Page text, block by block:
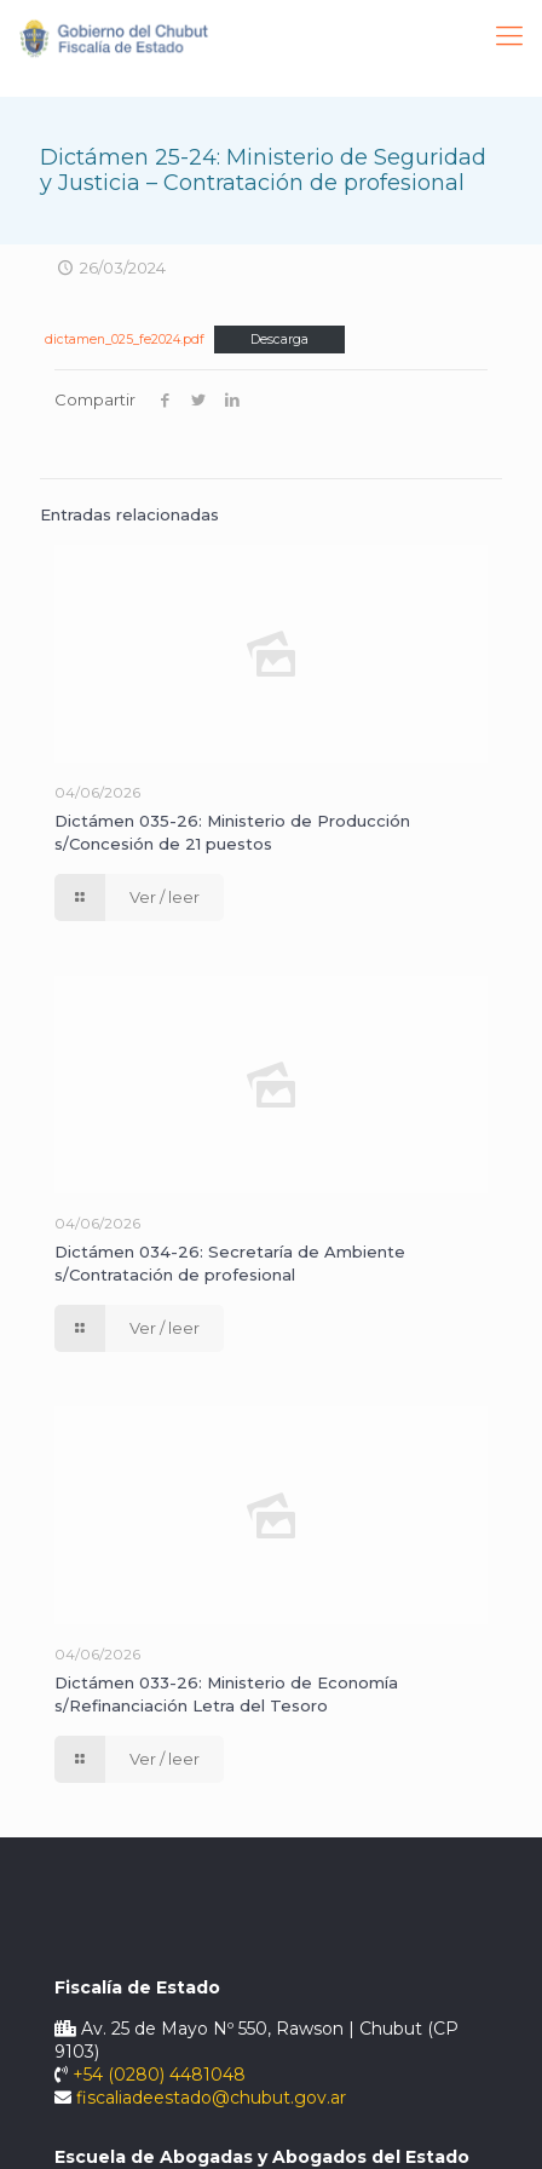
Dictámen 25-24: Ministerio de Seguridad
y Justicia – Contratación de profesional
26/03/2024
dictamen_025_fe2024.pdf Descarga
Compartir
Entradas relacionadas
04/06/2026
Dictámen 035-26: Ministerio de Producción
s/Concesión de 21 puestos
Ver / leer
04/06/2026
Dictámen 034-26: Secretaría de Ambiente
s/Contratación de profesional
Ver / leer
04/06/2026
Dictámen 033-26: Ministerio de Economía
s/Refinanciación Letra del Tesoro
Ver / leer
Fiscalía de Estado
Av. 25 de Mayo Nº 550, Rawson | Chubut (CP
9103)
+54 (0280) 4481048
fiscaliadeestado@chubut.gov.ar
Escuela de Abogadas y Abogados del Estado